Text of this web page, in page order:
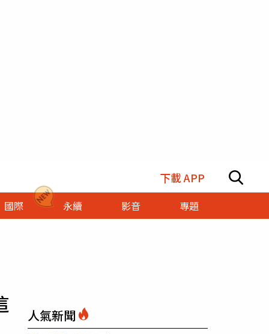
下載 APP
國際 永續 影音 專題
人氣新聞